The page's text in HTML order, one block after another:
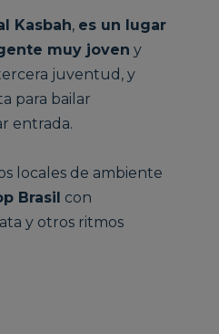
Kasbah, es un lugar
muy joven y
juventud, y
para bailar
entrada.
locales de ambiente
Brasil con
y otros ritmos